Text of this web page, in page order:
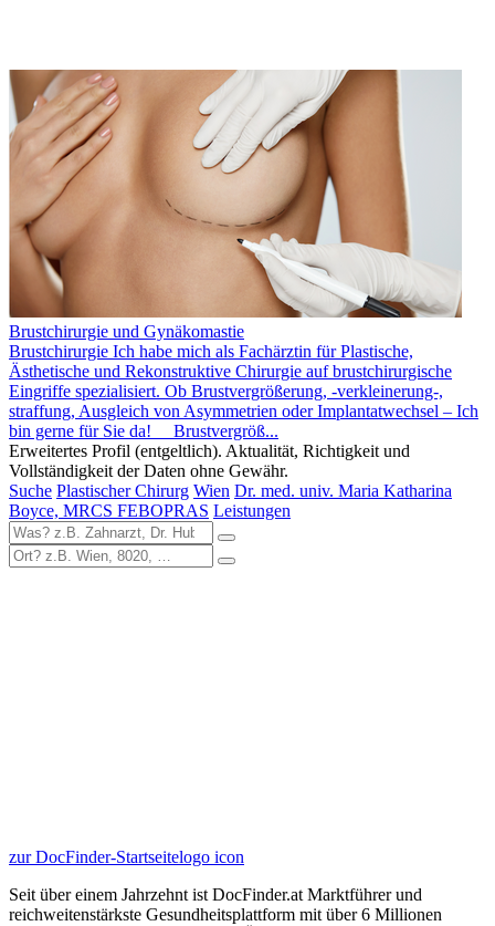
Brustchirurgie und Gynäkomastie
Brustchirurgie Ich habe mich als Fachärztin für Plastische,
Ästhetische und Rekonstruktive Chirurgie auf brustchirurgische
Eingriffe spezialisiert. Ob Brustvergrößerung, -verkleinerung-,
straffung, Ausgleich von Asymmetrien oder Implantatwechsel – Ich
bin gerne für Sie da! Brustvergröß...
Erweitertes Profil (entgeltlich). Aktualität, Richtigkeit und
Vollständigkeit der Daten ohne Gewähr.
Suche Plastischer Chirurg Wien Dr. med. univ. Maria Katharina
Boyce, MRCS FEBOPRAS Leistungen
zur DocFinder-Startseitelogo icon
Seit über einem Jahrzehnt ist DocFinder.at Marktführer und
reichweitenstärkste Gesundheitsplattform mit über 6 Millionen